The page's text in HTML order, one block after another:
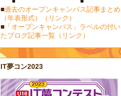
■過去のオープンキャンパス記事まとめ
（年表形式）（リンク）
■ 「オープンキャンパス」ラベルの付い
たブログ記事一覧（リンク）
IT夢コン2023